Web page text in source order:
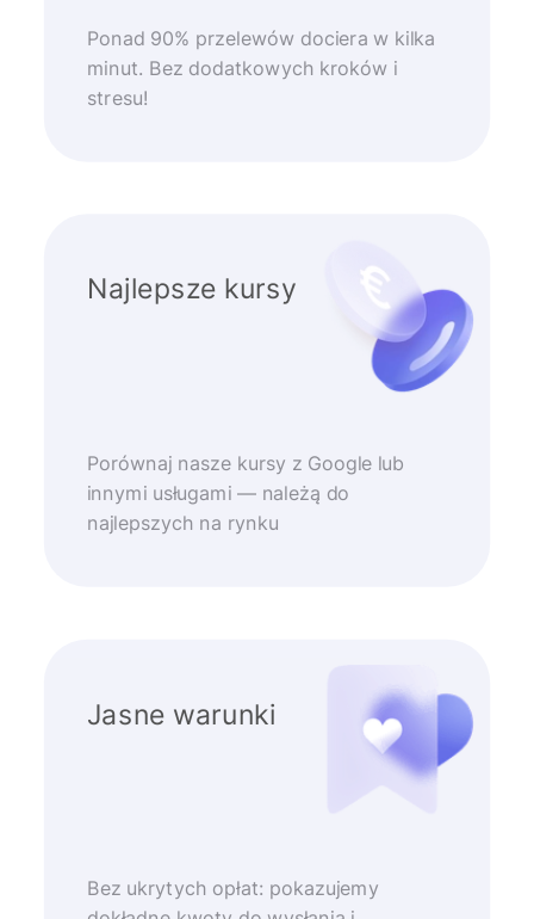
Ponad 90% przelewów dociera w kilka
minut. Bez dodatkowych kroków i
stresu!
Najlepsze kursy
Porównaj nasze kursy z Google lub
innymi usługami — należą do
najlepszych na rynku
Jasne warunki
Bez ukrytych opłat: pokazujemy